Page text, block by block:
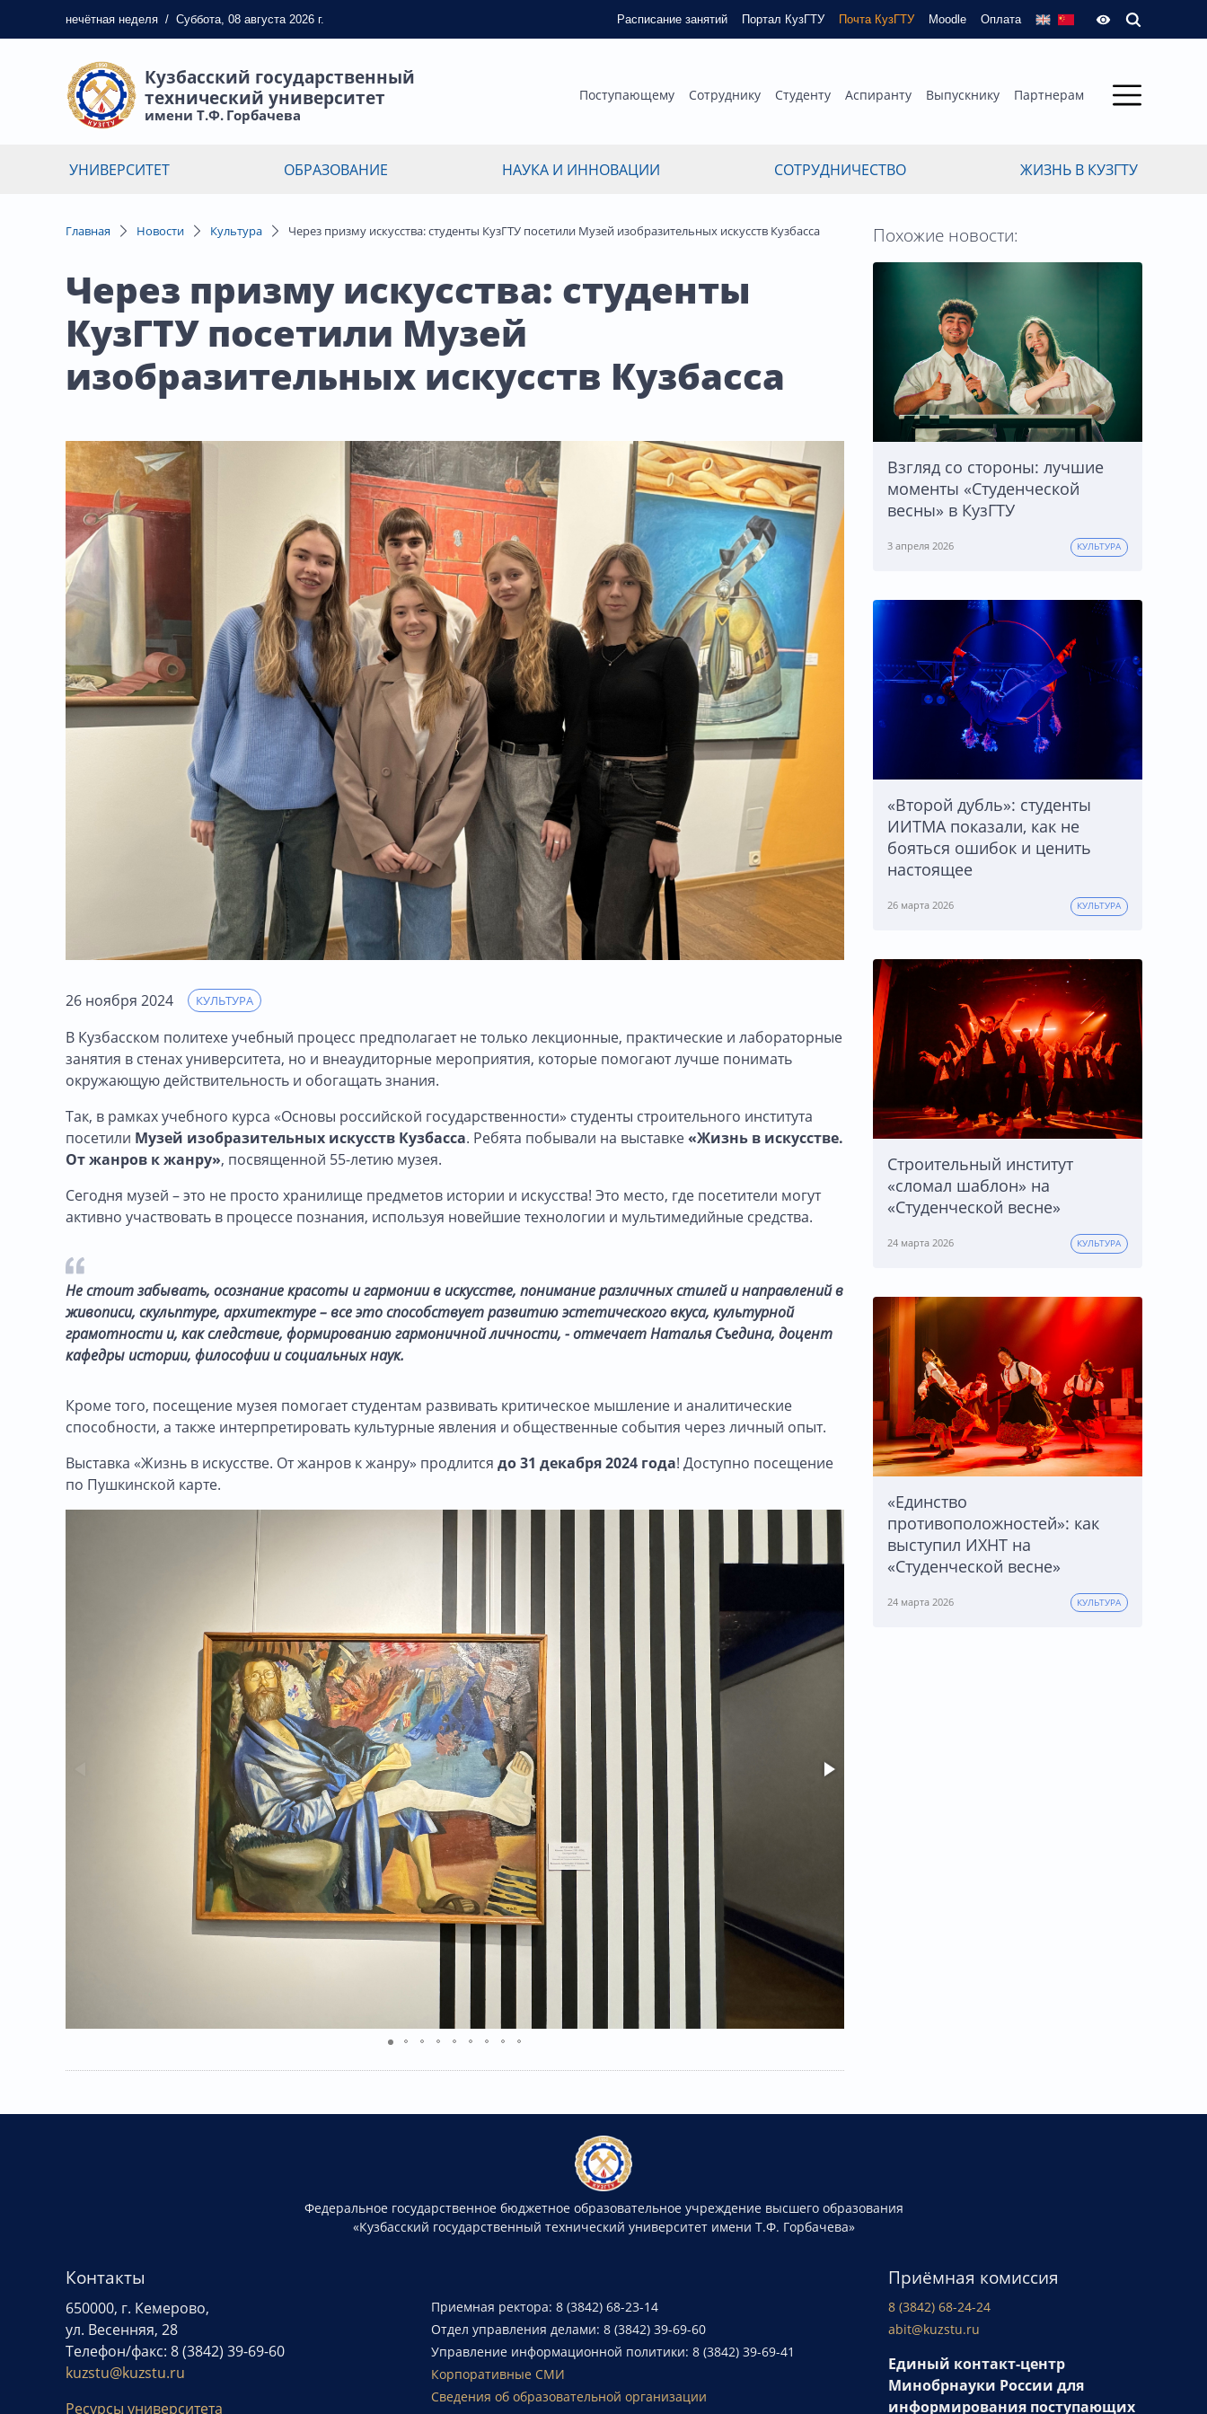
нечётная неделя / Суббота, 08 августа 2026 г. Расписание занятий Портал КузГТУ Почта КузГТУ Moodle Оплата
Кузбасский государственный
технический университет
имени Т.Ф. Горбачева
Поступающему Сотруднику Студенту Аспиранту Выпускнику Партнерам
УНИВЕРСИТЕТ ОБРАЗОВАНИЕ НАУКА И ИННОВАЦИИ СОТРУДНИЧЕСТВО ЖИЗНЬ В КУЗГТУ
Главная Новости Культура Через призму искусства: студенты КузГТУ посетили Музей изобразительных искусств Кузбасса
Через призму искусства: студенты
КузГТУ посетили Музей
изобразительных искусств Кузбасса
26 ноября 2024 КУЛЬТУРА
В Кузбасском политехе учебный процесс предполагает не только лекционные, практические и лабораторные
занятия в стенах университета, но и внеаудиторные мероприятия, которые помогают лучше понимать
окружающую действительность и обогащать знания.
Так, в рамках учебного курса «Основы российской государственности» студенты строительного института
посетили Музей изобразительных искусств Кузбасса. Ребята побывали на выставке«Жизнь в искусстве.
От жанров к жанру», посвященной 55-летию музея.
Сегодня музей – это не просто хранилище предметов истории и искусства! Это место, где посетители могут
активно участвовать в процессе познания, используя новейшие технологии и мультимедийные средства.
Не стоит забывать, осознание красоты и гармонии в искусстве, понимание различных стилей и направлений в
живописи, скульптуре, архитектуре – все это способствует развитию эстетического вкуса, культурной
грамотности и, как следствие, формированию гармоничной личности, - отмечает Наталья Съедина, доцент
кафедры истории, философии и социальных наук.
Кроме того, посещение музея помогает студентам развивать критическое мышление и аналитические
способности, а также интерпретировать культурные явления и общественные события через личный опыт.
Выставка «Жизнь в искусстве. От жанров к жанру» продлится до 31 декабря 2024 года! Доступно посещение
по Пушкинской карте.
Похожие новости:
Взгляд со стороны: лучшие
моменты «Студенческой
весны» в КузГТУ
3 апреля 2026 КУЛЬТУРА
«Второй дубль»: студенты
ИИТМА показали, как не
бояться ошибок и ценить
настоящее
26 марта 2026 КУЛЬТУРА
Строительный институт
«сломал шаблон» на
«Студенческой весне»
24 марта 2026 КУЛЬТУРА
«Единство
противоположностей»: как
выступил ИХНТ на
«Студенческой весне»
24 марта 2026 КУЛЬТУРА
Федеральное государственное бюджетное образовательное учреждение высшего образования
«Кузбасский государственный технический университет имени Т.Ф. Горбачева»
Контакты
650000, г. Кемерово,
ул. Весенняя, 28
Телефон/факс: 8 (3842) 39-69-60
kuzstu@kuzstu.ru
Ресурсы университета
Приемная ректора: 8 (3842) 68-23-14
Отдел управления делами: 8 (3842) 39-69-60
Управление информационной политики: 8 (3842) 39-69-41
Корпоративные СМИ
Сведения об образовательной организации
Приёмная комиссия
8 (3842) 68-24-24
abit@kuzstu.ru
Единый контакт-центр
Минобрнауки России для
информирования поступающих